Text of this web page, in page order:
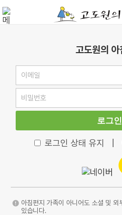
고도원의 아
로그인
로그인 상태 유지
아침편지 가족이 아니어도 소셜 및 외
있습니다.